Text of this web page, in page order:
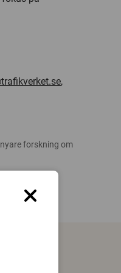
,
forskning om